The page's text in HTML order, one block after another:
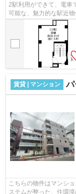
2駅利用ができて、電車
可能な、魅力的な駅近物
賃貸 | マンション パ
こちらの物件はマンシ
ステムが整った、住環